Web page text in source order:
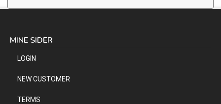
MINE SIDER
LOGIN
NEW CUSTOMER
TERMS